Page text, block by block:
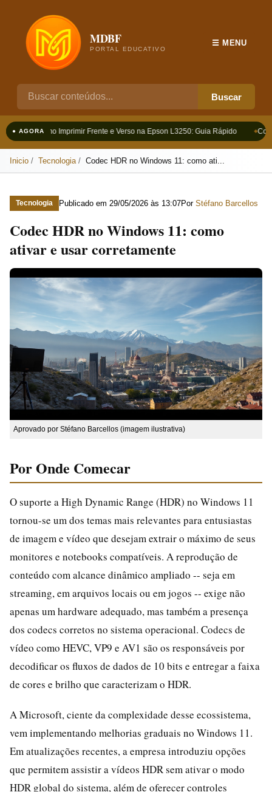
MDBF
PORTAL EDUCATIVO
Buscar
☰ MENU
● AGORAComo Imprimir Frente e Verso na Epson L3250: Guia Rápido
Inicio Tecnologia Codec HDR no Windows 11: como ati...
Tecnologia Publicado em 29/05/2026 às 13:07Por Stéfano Barcellos
Codec HDR no Windows 11: como
ativar e usar corretamente
Aprovado por Stéfano Barcellos (imagem ilustrativa)
Por Onde Comecar
O suporte a High Dynamic Range (HDR) no Windows 11
tornou-se um dos temas mais relevantes para entusiastas
de imagem e vídeo que desejam extrair o máximo de seus
monitores e notebooks compatíveis. A reprodução de
conteúdo com alcance dinâmico ampliado -- seja em
streaming, em arquivos locais ou em jogos -- exige não
apenas um hardware adequado, mas também a presença
dos codecs corretos no sistema operacional. Codecs de
vídeo como HEVC, VP9 e AV1 são os responsáveis por
decodificar os fluxos de dados de 10 bits e entregar a faixa
de cores e brilho que caracterizam o HDR.
A Microsoft, ciente da complexidade desse ecossistema,
vem implementando melhorias graduais no Windows 11.
Em atualizações recentes, a empresa introduziu opções
que permitem assistir a vídeos HDR sem ativar o modo
HDR global do sistema, além de oferecer controles